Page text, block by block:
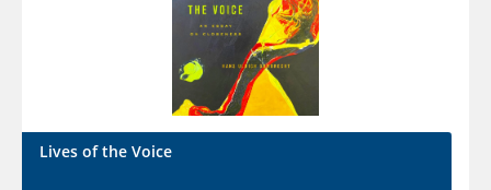
Lives of the Voice